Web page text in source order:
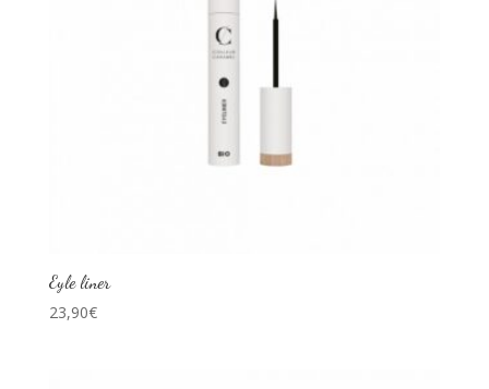
Eyle liner
23,90€